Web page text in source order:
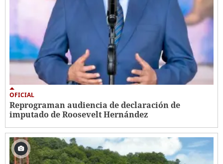
OFICIAL
Reprograman audiencia de declaración de
imputado de Roosevelt Hernández